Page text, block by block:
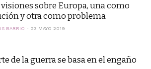
visiones sobre Europa, una como
y otra como problema
BARRIO 23 MAYO 2019
de la guerra se basa en el engaño